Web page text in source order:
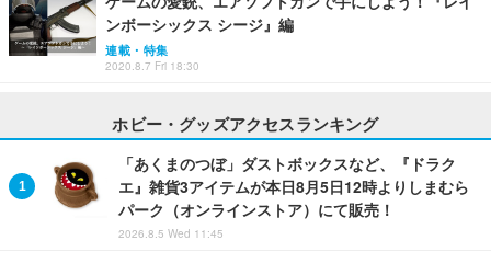
ンボーシックス シージ』編
連載・特集
2020.8.7 Fri 18:30
ホビー・グッズアクセスランキング
「あくまのつぼ」ダストボックスなど、『ドラク
エ』雑貨3アイテムが本日8月5日12時よりしまむら
パーク（オンラインストア）にて販売！
2026.8.5 Wed 11:45